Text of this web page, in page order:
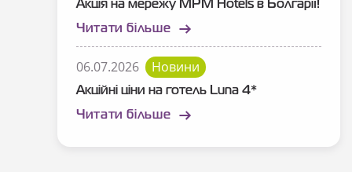
Акція на мережу MPM Hotels в Болгарії!
Читати більше
06.07.2026 Новини
Акційні ціни на готель Luna 4*
Читати більше